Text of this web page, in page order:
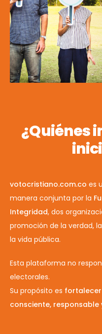
¿Quiénes
votocristiano.com.co es
manera conjunta por la
Integridad, dos
promoción de la verdad,
la vida pública.
Esta plataforma no
electorales.
Su propósito es
consciente, responsable